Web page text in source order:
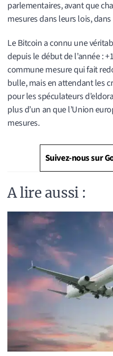
parlementaires, avant que
mesures dans leurs lois,
Le Bitcoin a connu une
depuis le début de l’année :
commune mesure qui fait
bulle, mais en attendant les
pour les spéculateurs
plus d’un an que l’Union
mesures.
Suivez-nous sur
A lire aussi :